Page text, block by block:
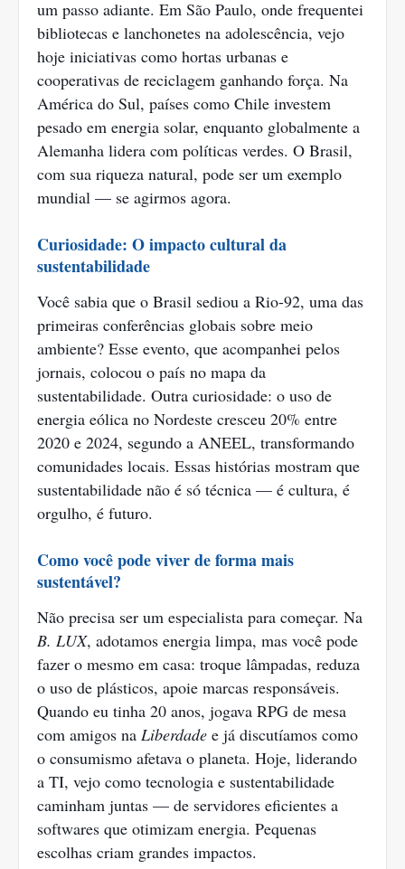
um passo adiante. Em São Paulo, onde frequentei
bibliotecas e lanchonetes na adolescência, vejo
hoje iniciativas como hortas urbanas e
cooperativas de reciclagem ganhando força. Na
América do Sul, países como Chile investem
pesado em energia solar, enquanto globalmente a
Alemanha lidera com políticas verdes. O Brasil,
com sua riqueza natural, pode ser um exemplo
mundial — se agirmos agora.
Curiosidade: O impacto cultural da
sustentabilidade
Você sabia que o Brasil sediou a Rio-92, uma das
primeiras conferências globais sobre meio
ambiente? Esse evento, que acompanhei pelos
jornais, colocou o país no mapa da
sustentabilidade. Outra curiosidade: o uso de
energia eólica no Nordeste cresceu 20% entre
2020 e 2024, segundo a ANEEL, transformando
comunidades locais. Essas histórias mostram que
sustentabilidade não é só técnica — é cultura, é
orgulho, é futuro.
Como você pode viver de forma mais
sustentável?
Não precisa ser um especialista para começar. Na
B. LUX, adotamos energia limpa, mas você pode
fazer o mesmo em casa: troque lâmpadas, reduza
o uso de plásticos, apoie marcas responsáveis.
Quando eu tinha 20 anos, jogava RPG de mesa
com amigos na Liberdade e já discutíamos como
o consumismo afetava o planeta. Hoje, liderando
a TI, vejo como tecnologia e sustentabilidade
caminham juntas — de servidores eficientes a
softwares que otimizam energia. Pequenas
escolhas criam grandes impactos.